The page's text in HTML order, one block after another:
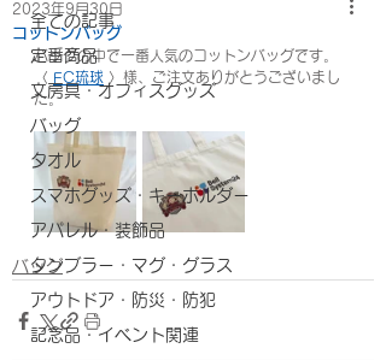
全ての記事
定番商品
文房具・オフィスグッズ
バッグ
タオル
スマホグッズ・キーホルダー
アパレル・装飾品
タンブラー・マグ・グラス
アウトドア・防災・防犯
記念品・イベント関連
コットンバッグ
2023年9月30日
バッグの中で一番人気のコットンバッグです。
〈 FC琉球 〉様、ご注文ありがとうございまし
た。
バッグ